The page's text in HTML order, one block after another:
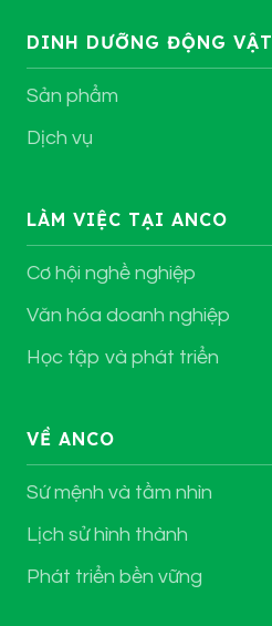
DINH DƯỠNG ĐỘNG VẬT
Sản phẩm
Dịch vụ
LÀM VIỆC TẠI ANCO
Cơ hội nghề nghiệp
Văn hóa doanh nghiệp
Học tập và phát triển
VỀ ANCO
Sứ mệnh và tầm nhìn
Lịch sử hình thành
Phát triển bền vững